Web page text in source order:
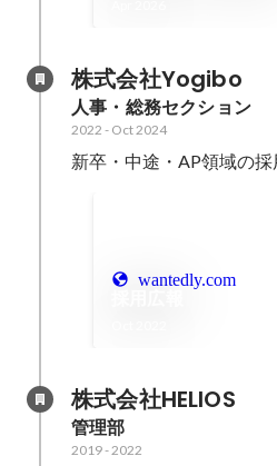
株式会社Yogibo
人事・総務セクション
2022 - Oct 2024
新卒・中途・AP領域の
wantedly.com
株式会社HELIOS
管理部
2019- 2022